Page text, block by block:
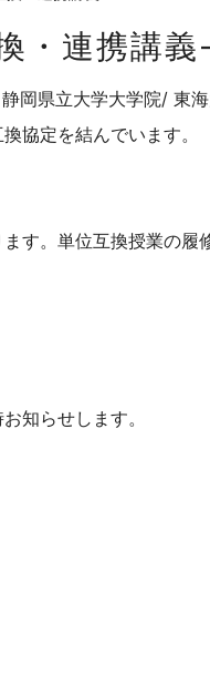
・連携講義
岡県立大学大学院/ 東海
協定を結んでいます。
す。単位互換授業の履
知らせします。